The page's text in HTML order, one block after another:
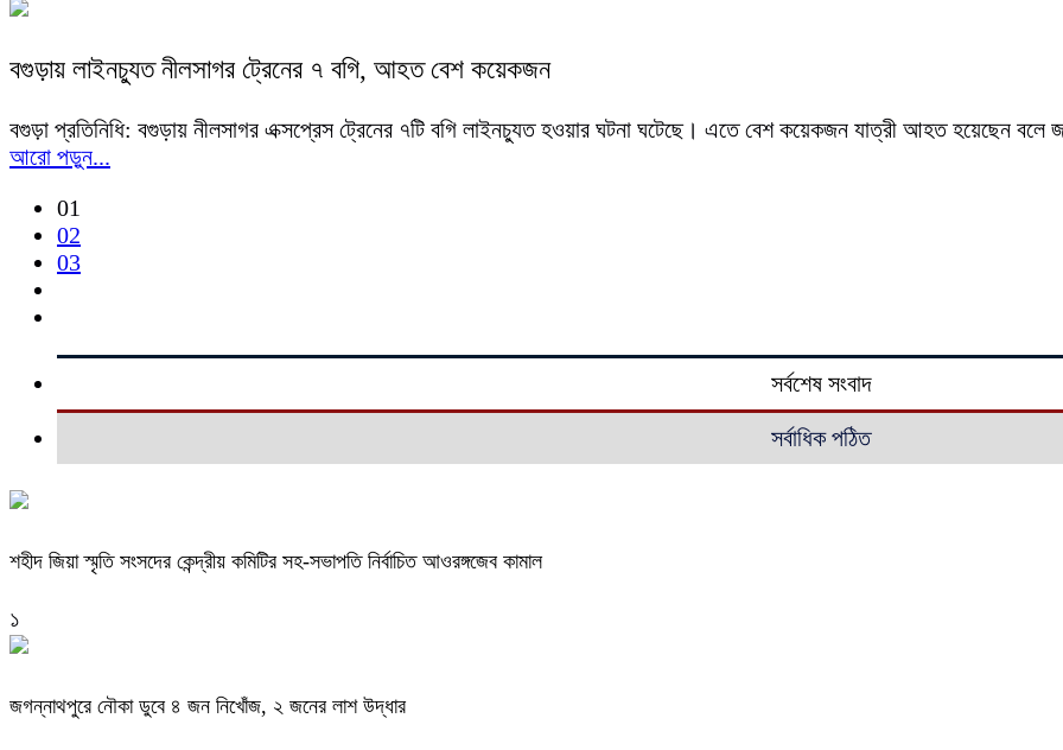
বগুড়ায় লাইনচ্যুত নীলসাগর ট্রেনের ৭ বগি, আহত বেশ কয়েকজন
বগুড়া প্রতিনিধি: বগুড়ায় নীলসাগর এক্সপ্রেস ট্রেনের ৭টি বগি লাইনচ্যুত হওয়ার ঘটনা ঘটেছে। এতে বেশ কয়েকজন যাত্রী আহত হয়েছেন বলে
আরো পড়ুন...
01
02
03
সর্বশেষ সংবাদ
সর্বাধিক পঠিত
শহীদ জিয়া স্মৃতি সংসদের কেন্দ্রীয় কমিটির সহ-সভাপতি নির্বাচিত আওরঙ্গজেব কামাল
১
জগন্নাথপুরে নৌকা ডুবে ৪ জন নিখোঁজ, ২ জনের লাশ উদ্ধার